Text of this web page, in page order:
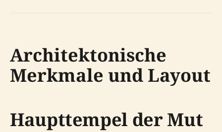
Architektonische
Merkmale und Layout
Haupttempel der Mut